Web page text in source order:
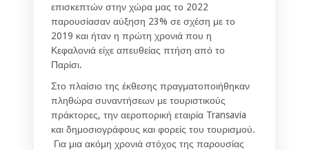
επισκεπτών στην χώρα μας το 2022
παρουσίασαν αύξηση 23% σε σχέση με το
2019 και ήταν η πρώτη χρονιά που η
Κεφαλονιά είχε απευθείας πτήση από το
Παρίσι.
Στο πλαίσιο της έκθεσης πραγματοποιήθηκαν
πληθώρα συναντήσεων με τουριστικούς
πράκτορες, την αεροπορική εταιρία Transavia
και δημοσιογράφους και φορείς του τουρισμού.
Για μια ακόμη χρονιά στόχος της παρουσίας